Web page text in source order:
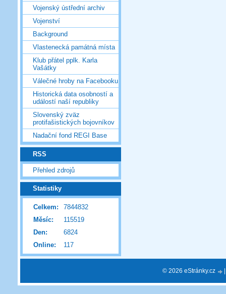
Vojenský ústřední archiv
Vojenství
Background
Vlastenecká památná místa
Klub přátel pplk. Karla
Vašátky
Válečné hroby na Facebooku
Historická data osobností a
událostí naší republiky
Slovenský zväz
protifašistických bojovníkov
Nadační fond REGI Base
RSS
Přehled zdrojů
Statistiky
Online: 117
Celkem:
7844832
Měsíc:
115519
Den:
6824
© 2026 eStránky.cz